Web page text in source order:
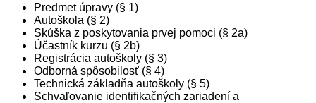
Predmet úpravy (§ 1)
Autoškola (§ 2)
Skúška z poskytovania prvej pomoci (§ 2a)
Účastník kurzu (§ 2b)
Registrácia autoškoly (§ 3)
Odborná spôsobilosť (§ 4)
Technická základňa autoškoly (§ 5)
Schvaľovanie identifikačných zariadení a